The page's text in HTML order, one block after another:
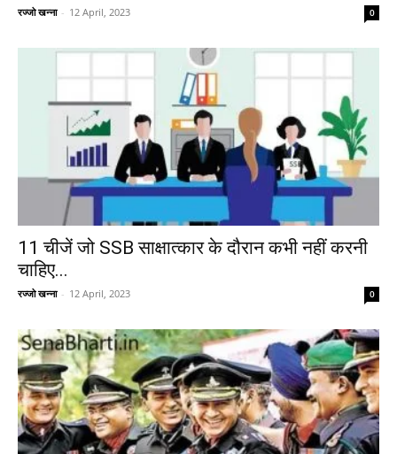
रज्जो खन्ना - 12 April, 2023 0
11 चीजें जो SSB साक्षात्कार के दौरान कभी नहीं करनी
चाहिए...
रज्जो खन्ना - 12 April, 2023 0